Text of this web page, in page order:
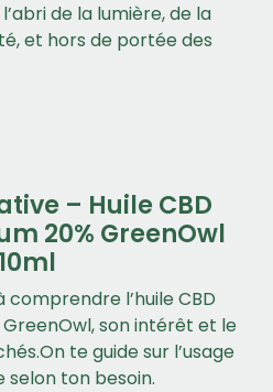
de la lumière, de la
et hors de portée des
– Huile CBD
20% GreenOwl
10ml
comprendre l’huile CBD
son intérêt et le
te guide sur l’usage
selon ton besoin.